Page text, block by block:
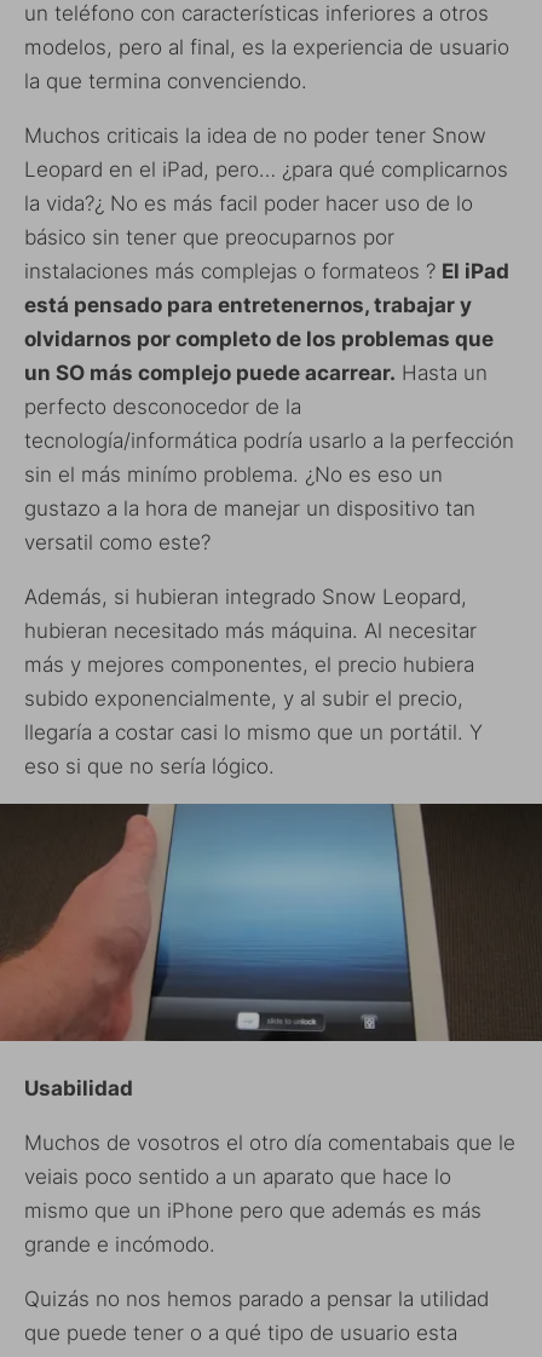
un teléfono con características inferiores a otros
modelos, pero al final, es la experiencia de usuario
la que termina convenciendo.
Muchos criticais la idea de no poder tener Snow
Leopard en el iPad, pero… ¿para qué complicarnos
la vida?¿ No es más facil poder hacer uso de lo
básico sin tener que preocuparnos por
instalaciones más complejas o formateos ? El iPad
está pensado para entretenernos, trabajar y
olvidarnos por completo de los problemas que
un SO más complejo puede acarrear. Hasta un
perfecto desconocedor de la
tecnología/informática podría usarlo a la perfección
sin el más minímo problema. ¿No es eso un
gustazo a la hora de manejar un dispositivo tan
versatil como este?
Además, si hubieran integrado Snow Leopard,
hubieran necesitado más máquina. Al necesitar
más y mejores componentes, el precio hubiera
subido exponencialmente, y al subir el precio,
llegaría a costar casi lo mismo que un portátil. Y
eso si que no sería lógico.
Usabilidad
Muchos de vosotros el otro día comentabais que le
veiais poco sentido a un aparato que hace lo
mismo que un iPhone pero que además es más
grande e incómodo.
Quizás no nos hemos parado a pensar la utilidad
que puede tener o a qué tipo de usuario esta